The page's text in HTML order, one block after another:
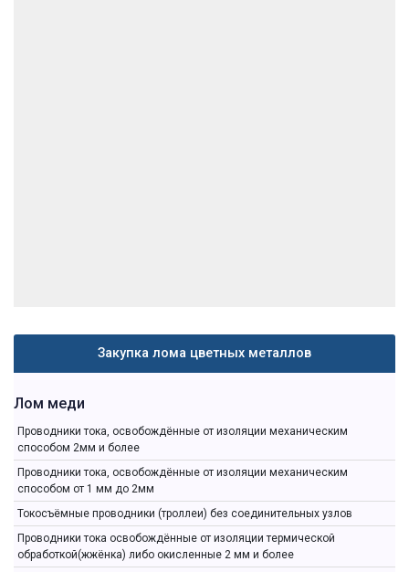
Закупка лома цветных металлов
Лом меди
Проводники тока, освобождённые от изоляции механическим
способом 2мм и более
Проводники тока, освобождённые от изоляции механическим
способом от 1 мм до 2мм
Токосъёмные проводники (троллеи) без соединительных узлов
Проводники тока освобождённые от изоляции термической
обработкой(жжёнка) либо окисленные 2 мм и более